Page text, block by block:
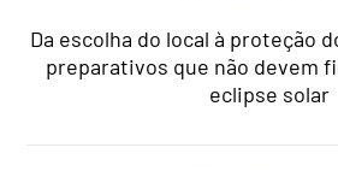
Da escolha do local à proteção
preparativos que não devem
eclipse solar